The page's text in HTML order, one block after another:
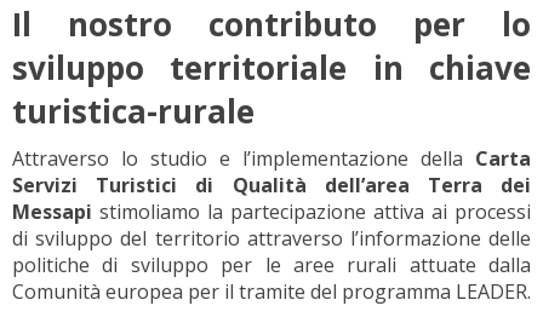
Il nostro contributo per lo
sviluppo territoriale in chiave
turistica-rurale
Attraverso lo studio e l’implementazione della Carta
Servizi Turistici di Qualità dell’area Terra dei
Messapi stimoliamo la partecipazione attiva ai processi
di sviluppo del territorio attraverso l’informazione delle
politiche di sviluppo per le aree rurali attuate dalla
Comunità europea per il tramite del programma LEADER.